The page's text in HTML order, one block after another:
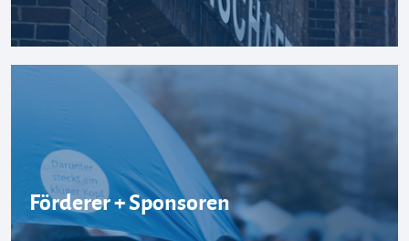
Förderer + Sponsoren